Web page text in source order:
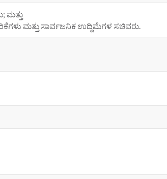
ಮತ್ತು
ಮತ್ತು ಸಾರ್ವಜನಿಕ ಉದ್ದಿಮೆಗಳ ಸಚಿವರು.